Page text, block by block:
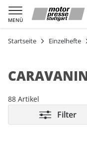
MENÜ
Warenkorb
Startseite Einzelhefte
88 Artikel
Filter